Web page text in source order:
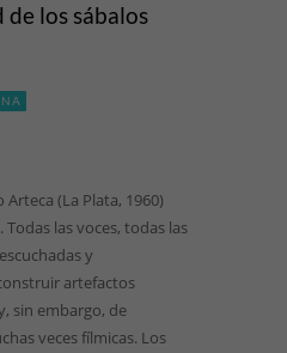
los sábalos
(La Plata, 1960)
las voces, todas las
y
artefactos
sin embargo, de
veces fílmicas. Los